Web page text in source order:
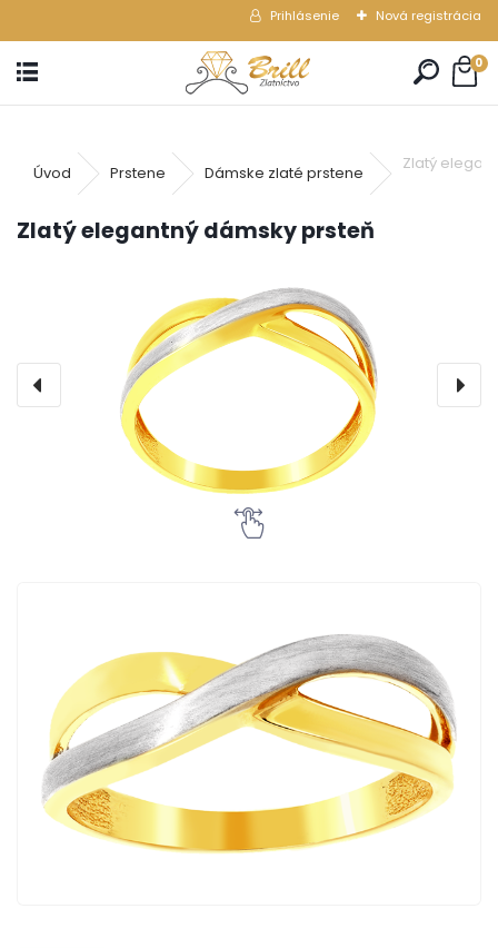
Prihlásenie Nová registrácia
0
Úvod Prstene Dámske zlaté prstene
Zlatý
Zlatý elegantný dámsky prsteň